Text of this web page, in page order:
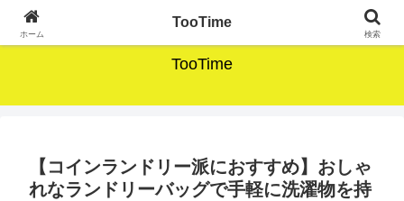
暮らしのそばにあるモノがたり。
TooTime
【コインランドリー派におすすめ】おしゃ
れなランドリーバッグで手軽に洗濯物を持
ホーム
TooTime
検索